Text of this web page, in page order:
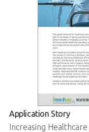
Application Story
Increasing